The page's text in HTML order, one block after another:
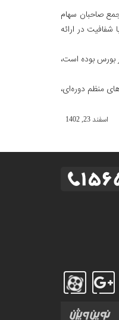
افتاده در جلسه مجمع صاحبان سهام
با شفافیت در ارائه
بورس بوده است،
منظم دوره‌ای،
اسفند 23, 1402
طراحی